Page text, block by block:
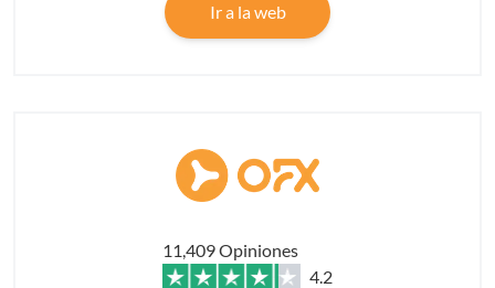
Ir a la web
11,409 Opiniones
4.2